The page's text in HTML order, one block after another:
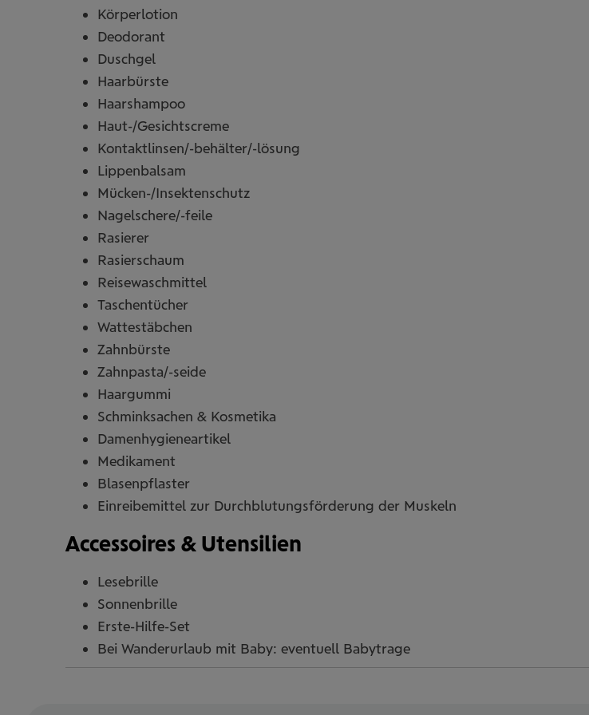
Körperlotion
Deodorant
Duschgel
Haarbürste
Haarshampoo
Haut-/Gesichtscreme
Kontaktlinsen/-behälter/-lösung
Lippenbalsam
Mücken-/Insektenschutz
Nagelschere/-feile
Rasierer
Rasierschaum
Reisewaschmittel
Taschentücher
Wattestäbchen
Zahnbürste
Zahnpasta/-seide
Haargummi
Schminksachen & Kosmetika
Damenhygieneartikel
Medikament
Blasenpflaster
Einreibemittel zur Durchblutungsförderung der Muskeln
Accessoires & Utensilien
Lesebrille
Sonnenbrille
Erste-Hilfe-Set
Bei Wanderurlaub mit Baby: eventuell Babytrage